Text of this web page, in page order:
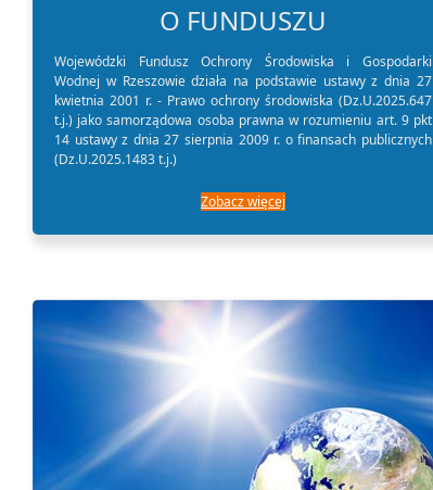
O FUNDUSZU
Wojewódzki Fundusz Ochrony Środowiska i Gospodarki
Wodnej w Rzeszowie działa na podstawie ustawy z dnia 27
kwietnia 2001 r. - Prawo ochrony środowiska (Dz.U.2025.647
t.j.) jako samorządowa osoba prawna w rozumieniu art. 9 pkt
14 ustawy z dnia 27 sierpnia 2009 r. o finansach publicznych
(Dz.U.2025.1483 t.j.)
Zobacz więcej